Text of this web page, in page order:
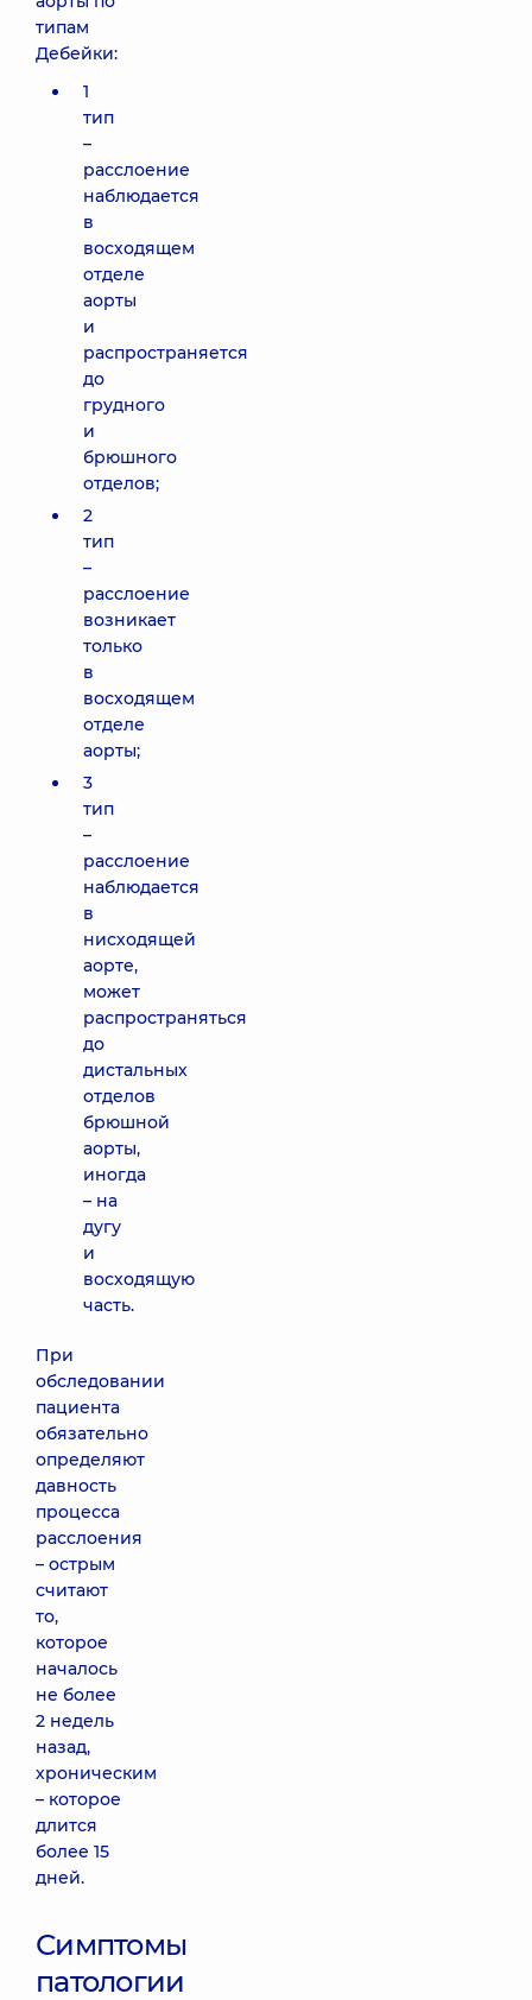
типам
Дебейки:
1
тип
–
расслоение
наблюдается
в
восходящем
отделе
аорты
и
распространяется
до
грудного
и
брюшного
отделов;
2
тип
–
расслоение
возникает
только
в
восходящем
отделе
аорты;
3
тип
–
расслоение
наблюдается
в
нисходящей
аорте,
может
распространяться
до
дистальных
отделов
брюшной
аорты,
иногда
– на
дугу
и
восходящую
часть.
При
обследовании
пациента
обязательно
определяют
давность
процесса
расслоения
– острым
считают
то,
которое
началось
не более
2 недель
назад,
хроническим
– которое
длится
более 15
дней.
Симптомы
патологии